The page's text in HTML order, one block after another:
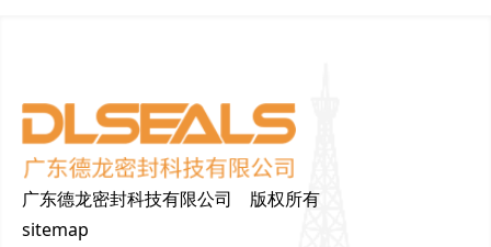
广东德龙密封科技有限公司 版权所有
sitemap